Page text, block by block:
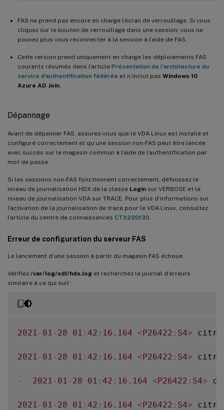
FAS ne prend pas encore en charge l’écran de verrouillage. Si vous
cliquez sur le bouton de verrouillage dans une session, vous ne
pouvez plus vous reconnecter à la session à l’aide de FAS.
Cette version prend uniquement en charge les déploiements FAS
courants résumés dans l’article Présentation de l’architecture du
service d’authentification fédérée et n’inclut pas Windows 10
Azure AD Join
Dépannage
Avant de dépanner FAS, assurez-vous que le VDA Linux est installé et
configuré correctement et qu’une session non-FAS peut être lancée
avec succès sur le magasin commun à l’aide de l’authentification par
mot de passe.
Si les sessions non-FAS fonctionnent correctement, définissez le
niveau de journalisation HDX de la classe Login sur VERBOSE et le
niveau de journalisation VDA sur TRACE. Pour plus d’informations sur
l’activation de la journalisation de trace pour le VDA Linux, consultez
l’article du centre de connaissances CTX220130
Erreur de configuration du serveur FAS
Le lancement d’une session à partir du magasin FAS échoue.
Vérifiez /var/log/xdl/hdx.log et recherchez le journal d’erreurs
similaire à ce qui suit :
2021 - 01 - 28 01 : 42 : 16.164 <P26422 : S4>
2021 - 01 - 28 01 : 42 : 16.164 <P26422 : S4>
- 2021 - 01 - 28 01 : 42 : 16.164 <P26422 : S4>
2021 - 01 - 28 01 : 42 : 16.164 <P26422 : S4>